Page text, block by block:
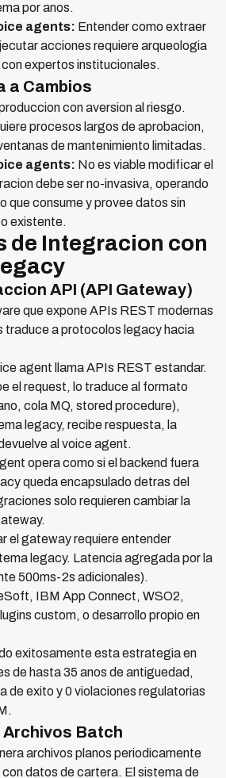
por anos.
agents: Entender como extraer
acciones requiere arqueologia
expertos institucionales.
a Cambios
con aversion al riesgo.
procesos largos de aprobacion,
de mantenimiento limitadas.
agents: No es viable modificar el
debe ser no-invasiva, operando
que consume y provee datos sin
existente.
de Integracion con
API (API Gateway)
que expone APIs REST modernas
traduce a protocolos legacy hacia
agent llama APIs REST estandar.
el request, lo traduce al formato
cola MQ, stored procedure),
legacy, recibe respuesta, la
al voice agent.
opera como si el backend fuera
queda encapsulado detras del
solo requieren cambiar la
el gateway requiere entender
legacy. Latencia agregada por la
500ms-2s adicionales).
IBM App Connect, WSO2,
custom, o desarrollo propio en
exitosamente esta estrategia en
de hasta 35 anos de antiguedad,
de exito y 0 violaciones regulatorias
Batch
archivos planos periodicamente
datos de cartera. El sistema de